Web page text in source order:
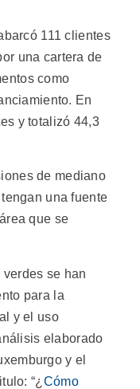
111 clientes
una cartera de
como
En
y totalizó 44,3
de mediano
una fuente
que se
se han
para la
y el uso
elaborado
y el
“¿ Cómo